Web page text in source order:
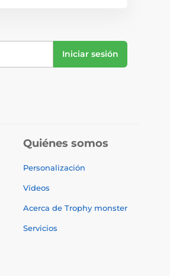
Iniciar sesión
Quiénes somos
Personalización
Vídeos
Acerca de Trophy monster
Servicios